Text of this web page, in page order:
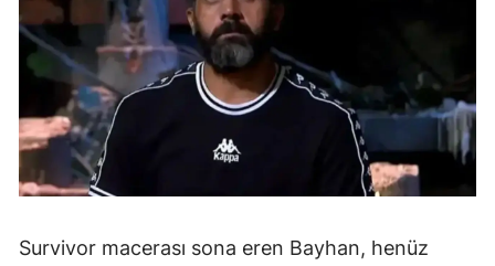
Survivor macerası sona eren Bayhan, henüz